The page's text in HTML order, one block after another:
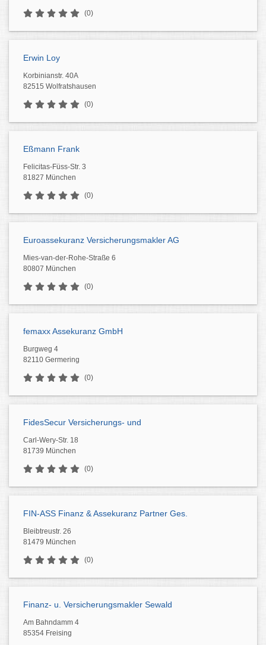
(0)
Erwin Loy
Korbinianstr. 40A
82515 Wolfratshausen
(0)
Eßmann Frank
Felicitas-Füss-Str. 3
81827 München
(0)
Euroassekuranz Versicherungsmakler AG
Mies-van-der-Rohe-Straße 6
80807 München
(0)
femaxx Assekuranz GmbH
Burgweg 4
82110 Germering
(0)
FidesSecur Versicherungs- und
Carl-Wery-Str. 18
81739 München
(0)
FIN-ASS Finanz & Assekuranz Partner Ges.
Bleibtreustr. 26
81479 München
(0)
Finanz- u. Versicherungsmakler Sewald
Am Bahndamm 4
85354 Freising